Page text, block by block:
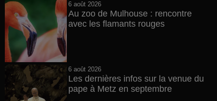
6 août 2026
Au zoo de Mulhouse : rencontre
avec les flamants rouges
6 août 2026
Les dernières infos sur la venue du
pape à Metz en septembre